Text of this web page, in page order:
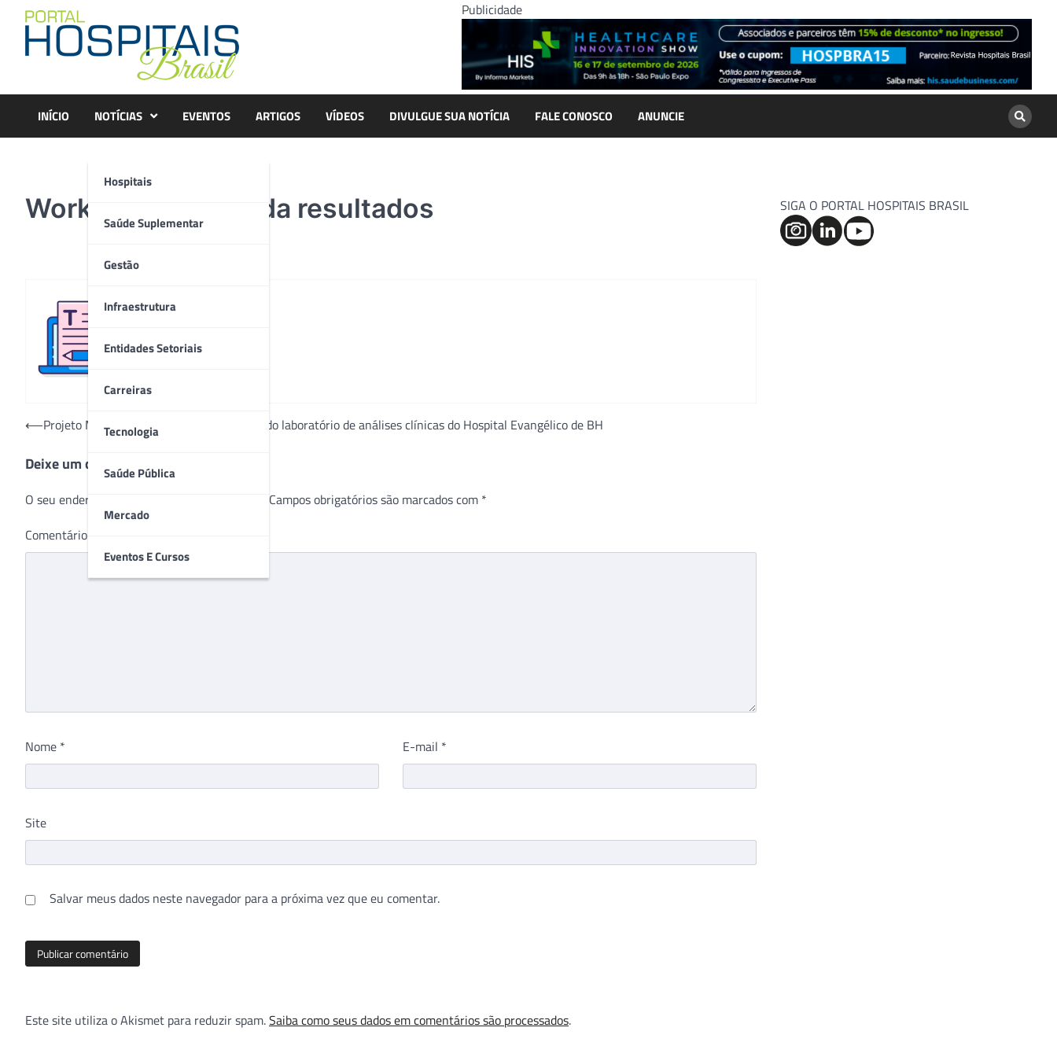
content
Publicidade
INÍCIO NOTÍCIAS
Hospitais
Saúde Suplementar
Gestão
Infraestrutura
Entidades Setoriais
Carreiras
Tecnologia
Saúde Pública
Mercado
Eventos E Cursos
EVENTOS ARTIGOS VÍDEOS DIVULGUE SUA NOTÍCIA FALE CONOSCO ANUNCIE
Workshop MicroVida resultados
Navegação
Post
⟵Projeto MicroArte mobiliza colaboradoras do laboratório de análises clínicas do Hospital Evangélico de BH
Deixe um comentário
O seu endereço de e-mail não será publicado. Campos obrigatórios são marcados com *
Comentário
Nome * E-mail *
Site
Salvar meus dados neste navegador para a próxima vez que eu comentar.
Este site utiliza o Akismet para reduzir spam.Saiba como seus dados em comentários são processados.
SIGA O PORTAL HOSPITAIS BRASIL